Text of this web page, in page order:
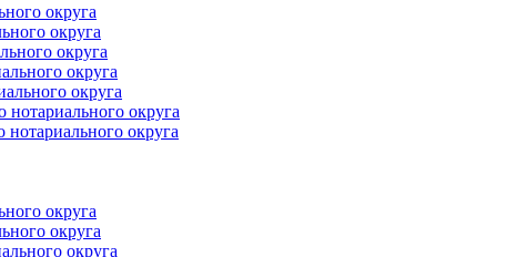
округа
округа
округа
округа
округа
округа
округа
округа
округа
округа